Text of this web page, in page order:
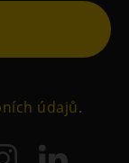
údajů.